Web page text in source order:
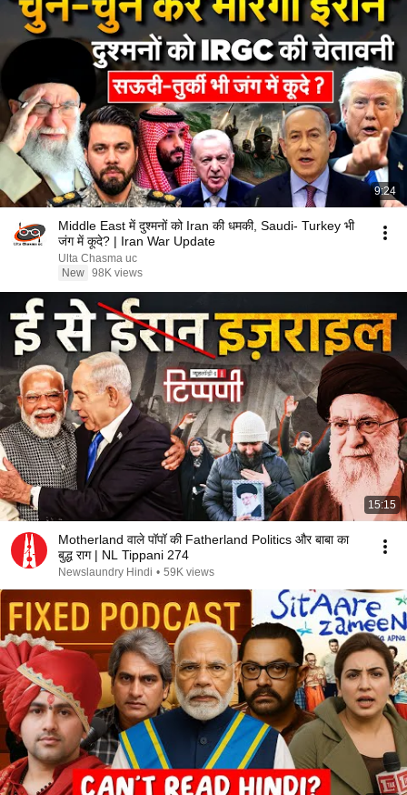
9:24
Middle East में दुश्मनों को Iran की धमकी, Saudi- Turkey भी
जंग में कूदे? | Iran War Update
Ulta Chasma uc
New 98K views
15:15
Motherland वाले पॉपॉ की Fatherland Politics और बाबा का
बुद्ध राग | NL Tippani 274
Newslaundry Hindi • 59K views